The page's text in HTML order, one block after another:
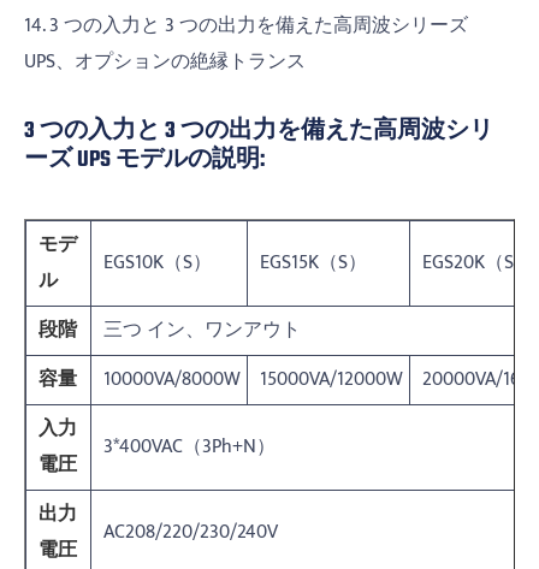
14. 3 つの入力と 3 つの出力を備えた高周波シリーズ
UPS、オプションの絶縁トランス
3 つの入力と 3 つの出力を備えた高周波シリ
ーズ UPS モデルの説明:
モデ
ル
EGS10K（S） EGS15K（S） EGS20K（S）
段階
三つ イン、ワンアウト
容量
10000VA/8000W 15000VA/12000W 20000VA/
入力
電圧
3*400VAC（3Ph+N）
出力
電圧
AC208/220/230/240V